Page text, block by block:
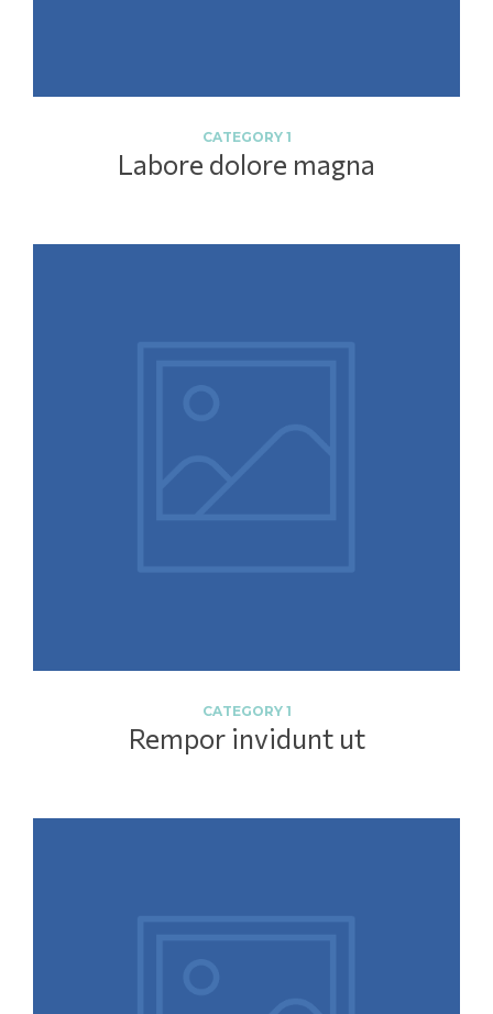
CATEGORY 1
Labore dolore magna
CATEGORY 1
Rempor invidunt ut